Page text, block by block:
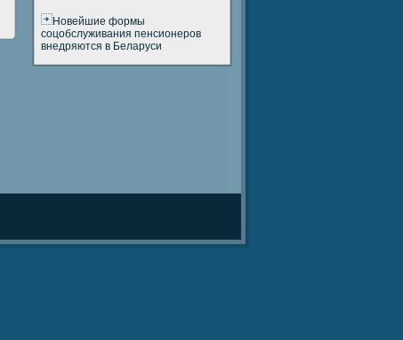
Новейшие формы
соцобслуживания пенсионеров
внедряются в Беларуси